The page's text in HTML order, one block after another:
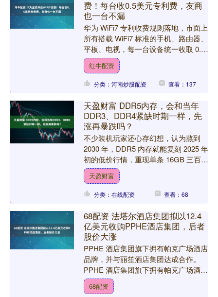
费！每台收0.5美元专利费，友商
也一台不漏
华为 WiFi7 专利收费规则落地，市面上
所有搭载 WiFi7 标准的手机、路由器、
平板、电视，每一台设备统一收取 0.5
美元专利许可费，不分国产友商、海外
品....
红牛配资
分类：河南炒股配资 查看：137
天盈财富 DDR5内存，会和当年
DDR3、DDR4紧缺时期一样，先
涨再暴跌吗？
不少装机玩家还心存幻想，认为熬到
2030 年，DDR5 内存就能复刻 2025 年
初的低价行情，重现单条 16GB 三百出
头、32GB 套条不足八百的低价。但....
天盈财富
分类：在线配资 查看：68
68配资 法塔尔酒店集团拟以12.4
亿美元收购PPHE酒店集团，后者
股价大涨
PPHE 酒店集团旗下拥有帕克广场酒店
品牌，并与丽笙酒店集团达成合作。
PPHE 酒店集团旗下拥有帕克广场酒店
品牌，并与丽笙酒店集团达成合作。该
集团表示，将就此....
68配资